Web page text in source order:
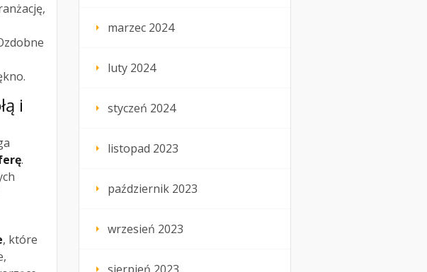
i
.
, które
marzec 2024
luty 2024
styczeń 2024
listopad 2023
październik 2023
wrzesień 2023